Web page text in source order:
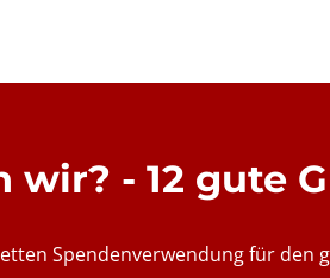
wir? - 12 gute
Spendenverwendung für den